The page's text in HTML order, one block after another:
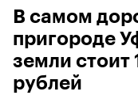
В самом
пригороде
земли стоит
рублей